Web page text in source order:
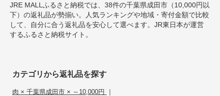
JRE MALLふるさと納税では、38件の千葉県成田市（10,000円以
下）の返礼品が勢揃い。人気ランキングや地域・寄付金額で比較
して、自分に合う返礼品を安心して選べます。JR東日本が運営
するふるさと納税サイト。
カテゴリから返礼品を探す
肉 × 千葉県成田市 × ～10,000円 |